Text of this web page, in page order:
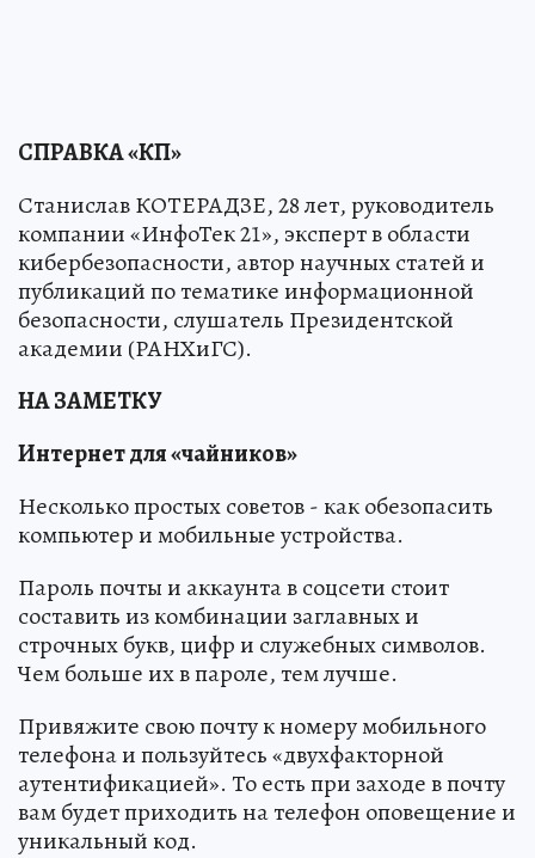
СПРАВКА «КП»
Станислав КОТЕРАДЗЕ, 28 лет, руководитель
компании «ИнфоТек 21», эксперт в области
кибербезопасности, автор научных статей и
публикаций по тематике информационной
безопасности, слушатель Президентской
академии (РАНХиГС).
НА ЗАМЕТКУ
Интернет для «чайников»
Несколько простых советов - как обезопасить
компьютер и мобильные устройства.
Пароль почты и аккаунта в соцсети стоит
составить из комбинации заглавных и
строчных букв, цифр и служебных символов.
Чем больше их в пароле, тем лучше.
Привяжите свою почту к номеру мобильного
телефона и пользуйтесь «двухфакторной
аутентификацией». То есть при заходе в почту
вам будет приходить на телефон оповещение и
уникальный код.